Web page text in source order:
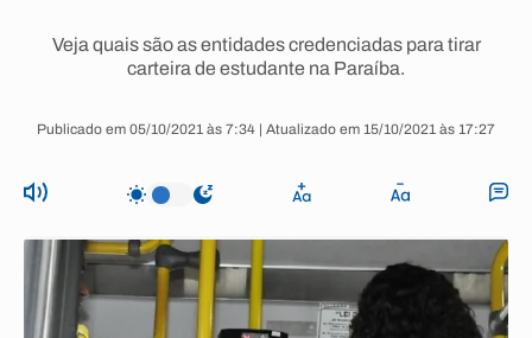
Veja quais são as entidades credenciadas para tirar
carteira de estudante na Paraíba.
Publicado em 05/10/2021 às 7:34 | Atualizado em 15/10/2021 às 17:27